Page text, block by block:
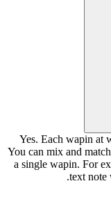
Yes. Each wapin at
You can mix and
a single wapin. For
text note